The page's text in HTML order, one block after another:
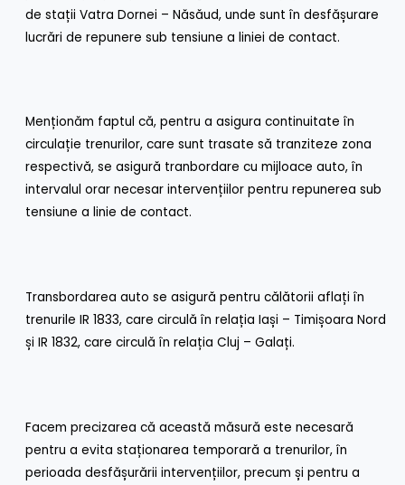
de stații Vatra Dornei – Năsăud, unde sunt în desfășurare
lucrări de repunere sub tensiune a liniei de contact.
Menționăm faptul că, pentru a asigura continuitate în
circulație trenurilor, care sunt trasate să tranziteze zona
respectivă, se asigură tranbordare cu mijloace auto, în
intervalul orar necesar intervențiilor pentru repunerea sub
tensiune a linie de contact.
Transbordarea auto se asigură pentru călătorii aflați în
trenurile IR 1833, care circulă în relația Iași – Timișoara Nord
și IR 1832, care circulă în relația Cluj – Galați.
Facem precizarea că această măsură este necesară
pentru a evita staționarea temporară a trenurilor, în
perioada desfășurării intervențiilor, precum și pentru a